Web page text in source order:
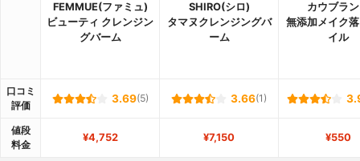
FEMMUE(ファミュ)
ビューティ クレンジン
グバーム
SHIRO(シロ)
タマヌクレンジングバ
ーム
カウブラ
無添加メイク
イル
口コミ
評価
3.69(5) 3.66(1)
値段
料金
¥4,752 ¥7,150 ¥550